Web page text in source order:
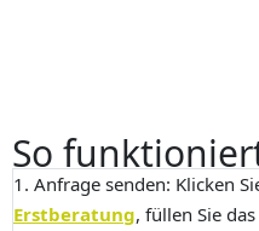
So
1. Anfrage senden: Klicken
Erstberatung, füllen Sie